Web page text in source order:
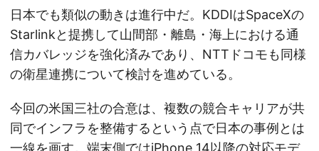
日本でも類似の動きは進行中だ。KDDIはSpaceXの
Starlinkと提携して山間部・離島・海上における通
信カバレッジを強化済みであり、NTTドコモも同様
の衛星連携について検討を進めている。
今回の米国三社の合意は、複数の競合キャリアが共
同でインフラを整備するという点で日本の事例とは
一線を画す。端末側ではiPhone 14以降の対応モデ